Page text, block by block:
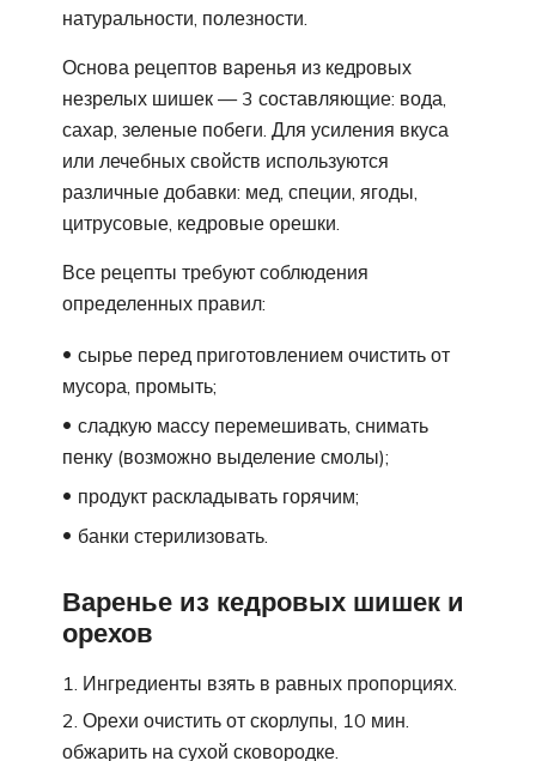
натуральности, полезности.
Основа рецептов варенья из кедровых
незрелых шишек — 3 составляющие: вода,
сахар, зеленые побеги. Для усиления вкуса
или лечебных свойств используются
различные добавки: мед, специи, ягоды,
цитрусовые, кедровые орешки.
Все рецепты требуют соблюдения
определенных правил:
сырье перед приготовлением очистить от
мусора, промыть;
сладкую массу перемешивать, снимать
пенку (возможно выделение смолы);
продукт раскладывать горячим;
банки стерилизовать.
Варенье из кедровых шишек и
орехов
Ингредиенты взять в равных пропорциях.
Орехи очистить от скорлупы, 10 мин.
обжарить на сухой сковородке.